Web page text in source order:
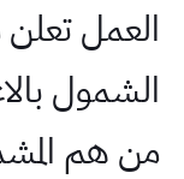
العمل
الشمول
من هم